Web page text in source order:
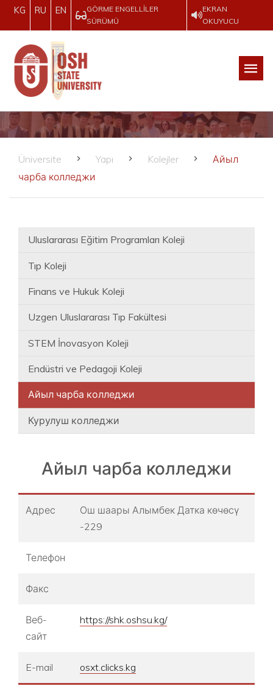
KG RU EN
GÖRME ENGELLILER
SÜRÜMÜ
EKRAN
OKUYUCU
Üniversite Yapı Kolejler
Айыл
чарба колледжи
Uluslararası Eğitim Programları Koleji
Tıp Koleji
Finans ve Hukuk Koleji
Uzgen Uluslararası Tıp Fakültesi
STEM İnovasyon Koleji
Endüstri ve Pedagoji Koleji
Айыл чарба колледжи
Курулуш колледжи
Айыл чарба колледжи
Адрес
Ош шаары Алымбек Датка көчөсү
-229
Телефон
Факс
Веб-
сайт
https://shk.oshsu.kg/
E-mail osxt.clicks.kg